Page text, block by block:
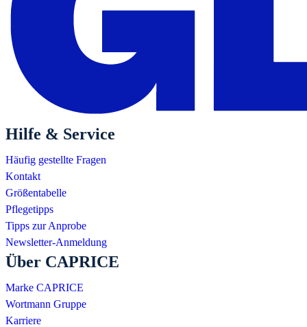
Hilfe & Service
Häufig gestellte Fragen
Kontakt
Größentabelle
Pflegetipps
Tipps zur Anprobe
Newsletter-Anmeldung
Über CAPRICE
Marke CAPRICE
Wortmann Gruppe
Karriere